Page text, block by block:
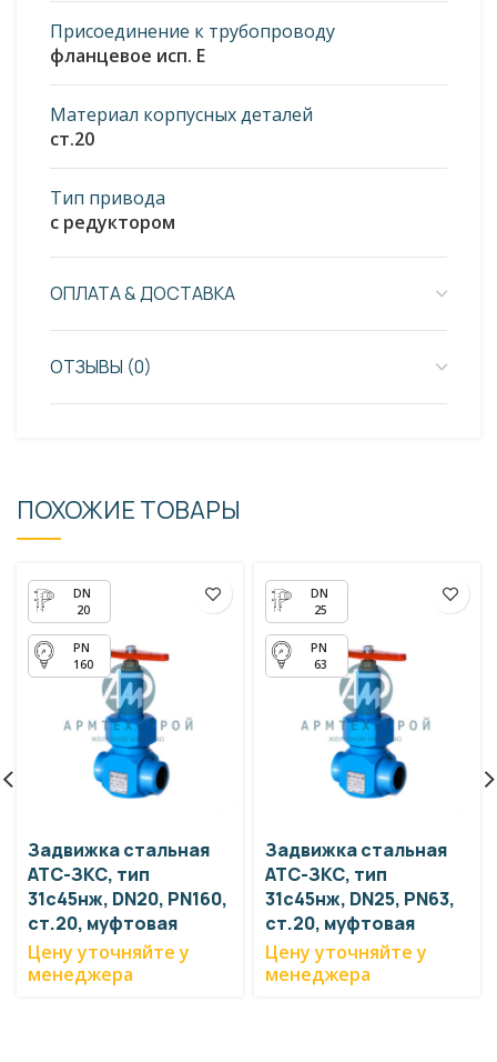
Присоединение к трубопроводу
фланцевое исп. E
Материал корпусных деталей
ст.20
Тип привода
с редуктором
ОПЛАТА & ДОСТАВКА
ОТЗЫВЫ (0)
ПОХОЖИЕ ТОВАРЫ
20
160
Задвижка стальная
АТС-ЗКС, тип
31с45нж, DN20, PN160,
ст.20, муфтовая
Цену уточняйте у
менеджера
25
63
Задвижка стальная
АТС-ЗКС, тип
31с45нж, DN25, PN63,
ст.20, муфтовая
Цену уточняйте у
менеджера